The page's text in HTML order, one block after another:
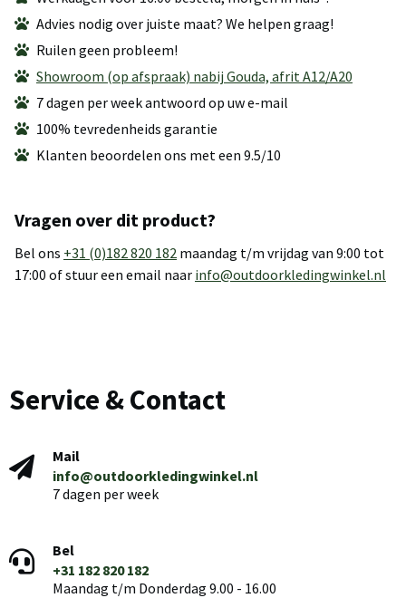
Advies nodig over juiste maat? We helpen graag!
Ruilen geen probleem!
Showroom (op afspraak) nabij Gouda, afrit A12/A20
7 dagen per week antwoord op uw e-mail
100% tevredenheids garantie
Klanten beoordelen ons met een 9.5/10
Vragen over dit product?
Bel ons +31 (0)182 820 182 maandag t/m vrijdag van 9:00 tot
17:00 of stuur een email naar info@outdoorkledingwinkel.nl
Service & Contact
Mail
info@outdoorkledingwinkel.nl
7 dagen per week
Bel
+31 182 820 182
Maandag t/m Donderdag 9.00 - 16.00